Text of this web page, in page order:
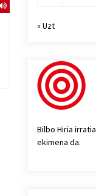
« Uzt
Bilbo Hiria irratia
ekimena da.